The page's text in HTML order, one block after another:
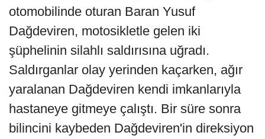
otomobilinde oturan Baran Yusuf
Dağdeviren, motosikletle gelen iki
şüphelinin silahlı saldırısına uğradı.
Saldırganlar olay yerinden kaçarken, ağır
yaralanan Dağdeviren kendi imkanlarıyla
hastaneye gitmeye çalıştı. Bir süre sonra
bilincini kaybeden Dağdeviren'in direksiyon